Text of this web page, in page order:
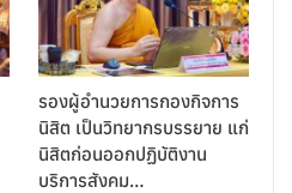
รองผู้อำนวยการกองกิจการ
นิสิต เป็นวิทยากรบรรยาย แก่
นิสิตก่อนออกปฏิบัติงาน
บริการสังคม…